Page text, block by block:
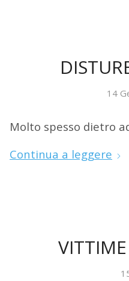
14
Molto spesso dietro
Continua a leggere